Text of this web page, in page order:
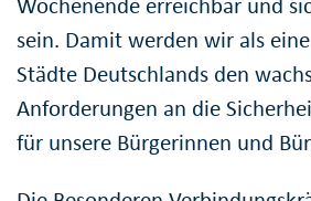
sein. Damit werden wir als
Städte Deutschlands den
Anforderungen an die
für unsere Bürgerinnen und